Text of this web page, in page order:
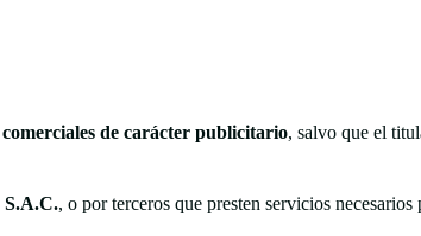
de carácter publicitario, salvo que el
, o por terceros que presten servicios necesarios